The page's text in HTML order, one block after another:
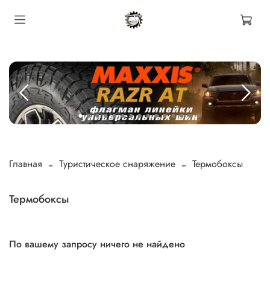
Главная Туристическое снаряжение Термобоксы
Термобоксы
По вашему запросу ничего не найдено